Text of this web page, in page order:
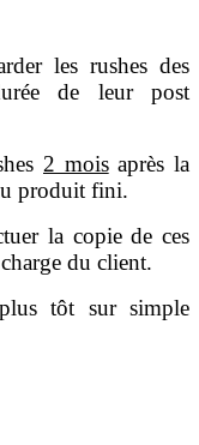
les rushes des
de leur post
2 moisaprès la
produit fini.
la copie de ces
du client.
tôt sur simple